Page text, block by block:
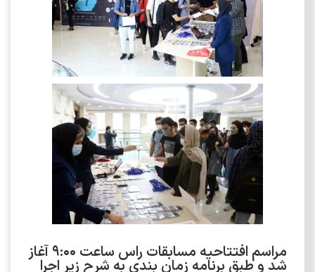
مراسم افتتاحیه مسابقات راس ساعت 9:00 آغاز
شد و طبق برنامه زمان بندی به شرح زیر اجرا